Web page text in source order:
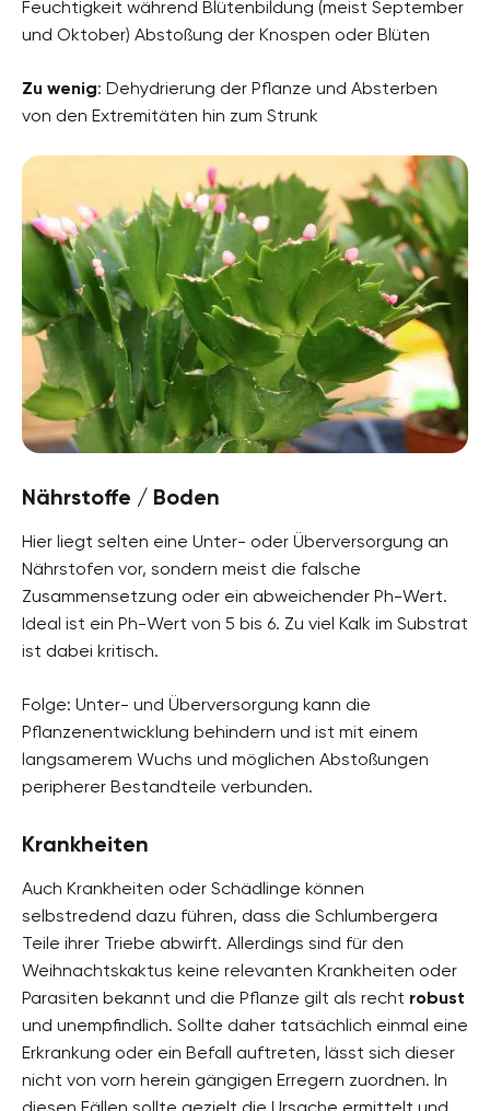
Feuchtigkeit während Blütenbildung (meist September
und Oktober) Abstoßung der Knospen oder Blüten
Zu wenig: Dehydrierung der Pflanze und Absterben
von den Extremitäten hin zum Strunk
Nährstoffe / Boden
Hier liegt selten eine Unter- oder Überversorgung an
Nährstofen vor, sondern meist die falsche
Zusammensetzung oder ein abweichender Ph-Wert.
Ideal ist ein Ph-Wert von 5 bis 6. Zu viel Kalk im Substrat
ist dabei kritisch.
Folge: Unter- und Überversorgung kann die
Pflanzenentwicklung behindern und ist mit einem
langsamerem Wuchs und möglichen Abstoßungen
peripherer Bestandteile verbunden.
Krankheiten
Auch Krankheiten oder Schädlinge können
selbstredend dazu führen, dass die Schlumbergera
Teile ihrer Triebe abwirft. Allerdings sind für den
Weihnachtskaktus keine relevanten Krankheiten oder
Parasiten bekannt und die Pflanze gilt als recht robust
und unempfindlich. Sollte daher tatsächlich einmal eine
Erkrankung oder ein Befall auftreten, lässt sich dieser
nicht von vorn herein gängigen Erregern zuordnen. In